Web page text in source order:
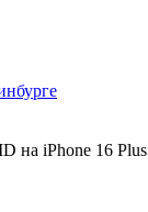
на iPhone 16 Plus